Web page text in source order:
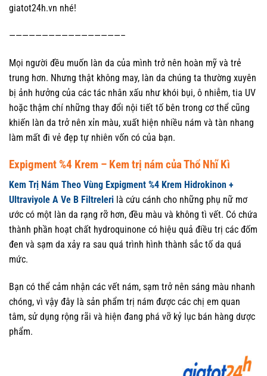
giatot24h.vn nhé!
—————————————————–
Mọi người đều muốn làn da của mình trở nên hoàn mỹ và trẻ
trung hơn. Nhưng thật không may, làn da chúng ta thường xuyên
bị ảnh hưởng của các tác nhân xấu như khói bụi, ô nhiễm, tia UV
hoặc thậm chí những thay đổi nội tiết tố bên trong cơ thể cũng
khiến làn da trở nên xỉn màu, xuất hiện nhiều nám và tàn nhang
làm mất đi vẻ đẹp tự nhiên vốn có của bạn.
Expigment %4 Krem – Kem trị nám của Thổ Nhĩ Kì
Kem Trị Nám Theo Vùng Expigment %4 Krem Hidrokinon +
Ultraviyole A Ve B Filtreleri là cứu cánh cho những phụ nữ mơ
ước có một làn da rạng rỡ hơn, đều màu và không tì vết. Có chứa
thành phần hoạt chất hydroquinone có hiệu quả điều trị các đốm
đen và sạm da xảy ra sau quá trình hình thành sắc tố da quá
mức.
Bạn có thể cảm nhận các vết nám, sạm trở nên sáng màu nhanh
chóng, vì vậy đây là sản phẩm trị nám được các chị em quan
tâm, sử dụng rộng rãi và hiện đang phá vỡ kỷ lục bán hàng dược
phẩm.